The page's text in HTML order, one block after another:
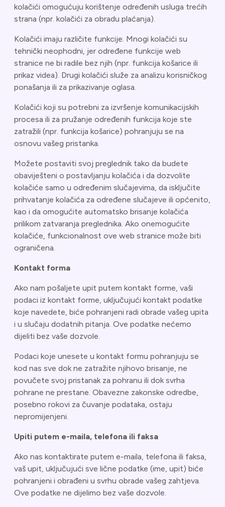
kolačići omogućuju korištenje određenih usluga trećih
strana (npr. kolačići za obradu plaćanja).
Kolačići imaju različite funkcije. Mnogi kolačići su
tehnički neophodni, jer određene funkcije web
stranice ne bi radile bez njih (npr. funkcija košarice ili
prikaz videa). Drugi kolačići služe za analizu korisničkog
ponašanja ili za prikazivanje oglasa.
Kolačići koji su potrebni za izvršenje komunikacijskih
procesa ili za pružanje određenih funkcija koje ste
zatražili (npr. funkcija košarice) pohranjuju se na
osnovu vašeg pristanka.
Možete postaviti svoj preglednik tako da budete
obaviješteni o postavljanju kolačića i da dozvolite
kolačiće samo u određenim slučajevima, da isključite
prihvatanje kolačića za određene slučajeve ili općenito,
kao i da omogućite automatsko brisanje kolačića
prilikom zatvaranja preglednika. Ako onemogućite
kolačiće, funkcionalnost ove web stranice može biti
ograničena.
Kontakt forma
Ako nam pošaljete upit putem kontakt forme, vaši
podaci iz kontakt forme, uključujući kontakt podatke
koje navedete, biće pohranjeni radi obrade vašeg upita
i u slučaju dodatnih pitanja. Ove podatke nećemo
dijeliti bez vaše dozvole.
Podaci koje unesete u kontakt formu pohranjuju se
kod nas sve dok ne zatražite njihovo brisanje, ne
povučete svoj pristanak za pohranu ili dok svrha
pohrane ne prestane. Obavezne zakonske odredbe,
posebno rokovi za čuvanje podataka, ostaju
nepromijenjeni.
Upiti putem e-maila, telefona ili faksa
Ako nas kontaktirate putem e-maila, telefona ili faksa,
vaš upit, uključujući sve lične podatke (ime, upit) biće
pohranjeni i obrađeni u svrhu obrade vašeg zahtjeva.
Ove podatke ne dijelimo bez vaše dozvole.